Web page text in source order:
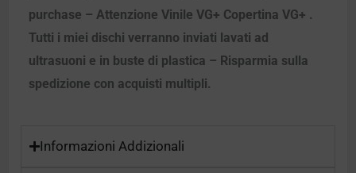
purchase – Attenzione Vinile VG+ Copertina VG+ .
Tutti i miei dischi verranno inviati lavati ad
ultrasuoni e in buste di plastica – Risparmia sulla
spedizione con acquisti multipli.
Informazioni Addizionali